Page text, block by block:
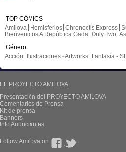
TOP CÓMICS
Amilova
Hemisferios Chronoctis Express
Bienvenidos A República Gada Only Two
Género
Acción
Ilustraciones - Artworks Fantasía -
EL PROYECTO AMILOVA
Presentación del PROYECTO AMILOVA
Comentarios de Prensa
Kit de prensa
Banners
Info Anunciantes
Follow Amilova on